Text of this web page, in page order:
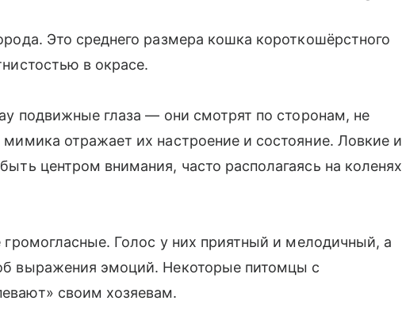
Это среднего размера кошка короткошёрстного
в окрасе.
подвижные глаза — они смотрят по сторонам, не
отражает их настроение и состояние. Ловкие и
центром внимания, часто располагаясь на коленях
Голос у них приятный и мелодичный, а
выражения эмоций. Некоторые питомцы с
своим хозяевам.